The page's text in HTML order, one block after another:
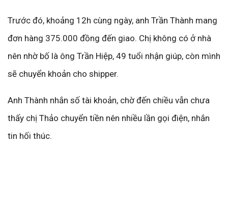
Trước đó, khoảng 12h cùng ngày, anh Trần Thành mang
đơn hàng 375.000 đồng đến giao. Chị không có ở nhà
nên nhờ bố là ông Trần Hiệp, 49 tuổi nhận giúp, còn mình
sẽ chuyển khoản cho shipper.
Anh Thành nhắn số tài khoản, chờ đến chiều vẫn chưa
thấy chị Thảo chuyển tiền nên nhiều lần gọi điện, nhắn
tin hối thúc.